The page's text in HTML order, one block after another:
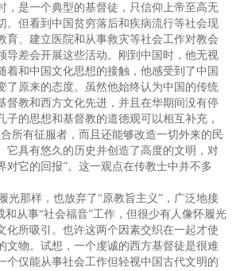
，是一个典型的基督徒，只信仰上帝至高无
。但看到中国贫穷落后和疾病流行等社会现
育、建立医院和从事救灾等社会工作对教会
导差会开展这些活动。刚到中国时，他无视
着和中国文化思想的接触，他感受到了中国
了原来的态度。虽然他始终认为中国的传统
督教和西方文化先进，并且在华期间没有停
子的思想和基督教的道德观可以相互补充，
所有征服者，而且还能够改造一切外来的民
它具有悠久的历史并创造了高度的文明，对
对它的回报”。这一观点在传教士中并不多
那样，也放弃了“原教旨主义”，广泛地接
和从事“社会福音”工作，但很少有人像怀履光
化所吸引。也许这两个因素交织在一起才使
文物。试想，一个虔诚的西方基督徒是很难
个仅能从事社会工作但轻视中国古代文明的